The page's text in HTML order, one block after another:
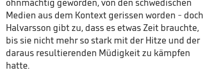
Medien aus dem Kontext gerissen worden - doch
Halvarsson gibt zu, dass es etwas Zeit brauchte,
bis sie nicht mehr so stark mit der Hitze und der
daraus resultierenden Müdigkeit zu kämpfen
hatte.